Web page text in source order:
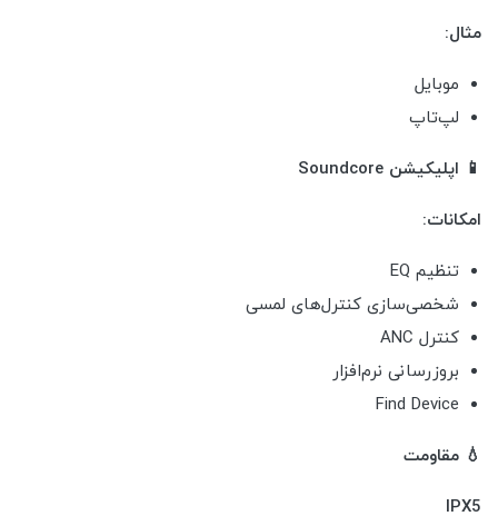
مثال:
موبایل
لپ‌تاپ
📱 اپلیکیشن Soundcore
امکانات:
تنظیم EQ
شخصی‌سازی کنترل‌های لمسی
کنترل ANC
بروزرسانی نرم‌افزار
Find Device
💧 مقاومت
IPX5